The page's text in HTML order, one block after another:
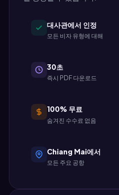
대사관에서 인정
모든 비자 유형에 대해
30초
즉시 PDF 다운로드
100% 무료
숨겨진 수수료 없음
Chiang Mai에서
모든 주요 공항